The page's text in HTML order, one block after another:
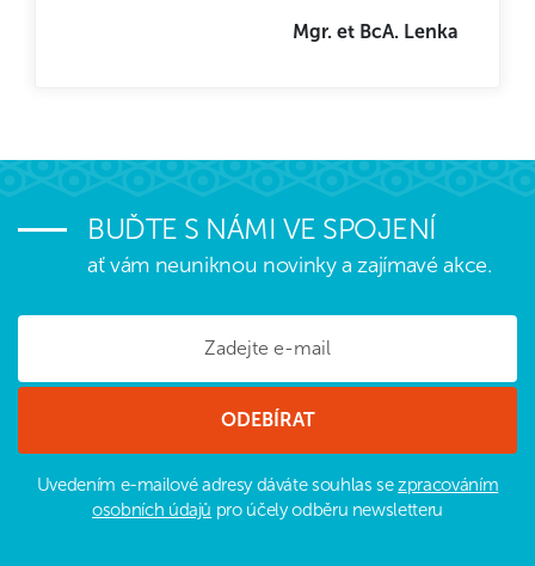
Mgr. et BcA. Lenka
BUĎTE S NÁMI VE SPOJENÍ
ať vám neuniknou novinky a zajímavé akce.
Uvedením e-mailové adresy dáváte souhlas sezpracováním
osobních údajů pro účely odběru newsletteru